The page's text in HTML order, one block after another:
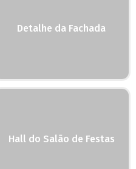
Detalhe da Fachada
Hall do Salão de Festas